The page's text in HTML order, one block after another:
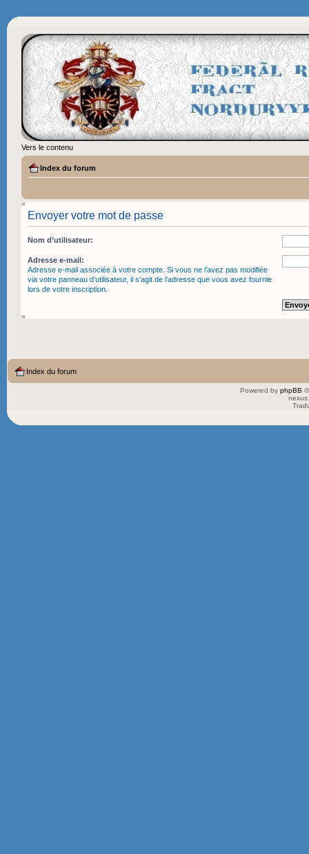
Vers le contenu
Index du forum
Envoyer votre mot de passe
Nom d’utilisateur:
Adresse e-mail:
Adresse e-mail associée à votre compte. Si vous ne l’avez pas modifiée
via votre panneau d’utilisateur, il s’agit de l’adresse que vous avez fournie
lors de votre inscription.
Index du forum
Powered by phpBB